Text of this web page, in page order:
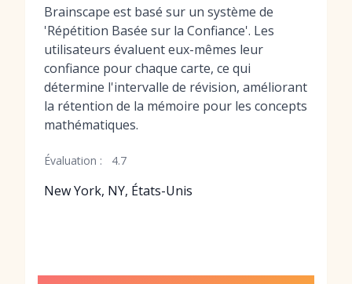
Brainscape est basé sur un système de
'Répétition Basée sur la Confiance'. Les
utilisateurs évaluent eux-mêmes leur
confiance pour chaque carte, ce qui
détermine l'intervalle de révision, améliorant
la rétention de la mémoire pour les concepts
mathématiques.
Évaluation : 4.7
New York, NY, États-Unis